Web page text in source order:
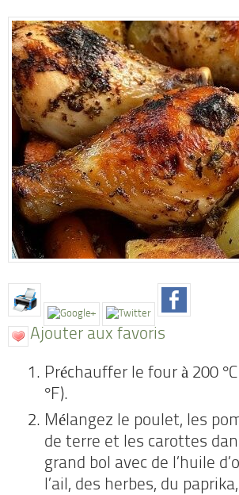
Ajouter aux favoris
Préchauffer le four à 200
°F).
Mélangez le poulet, les
de terre et les carottes
grand bol avec de l’huile
l’ail, des herbes, du